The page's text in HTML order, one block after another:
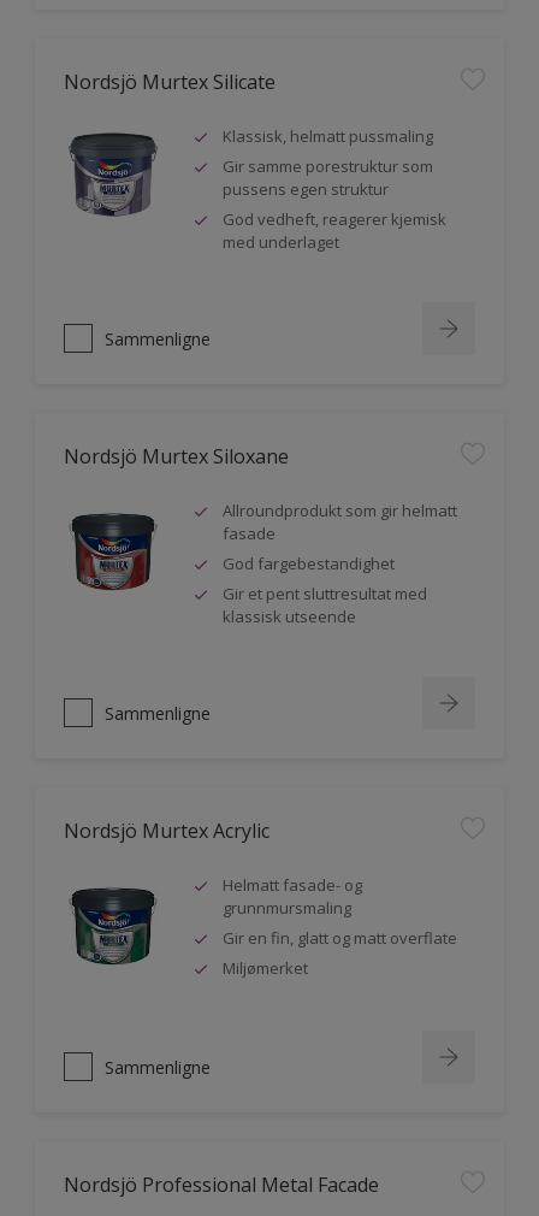
Nordsjö Murtex Silicate
Klassisk, helmatt pussmaling
Gir samme porestruktur som
pussens egen struktur
God vedheft, reagerer kjemisk
med underlaget
Sammenligne
Nordsjö Murtex Siloxane
Allroundprodukt som gir helmatt
fasade
God fargebestandighet
Gir et pent sluttresultat med
klassisk utseende
Sammenligne
Nordsjö Murtex Acrylic
Helmatt fasade- og
grunnmursmaling
Gir en fin, glatt og matt overflate
Miljømerket
Sammenligne
Nordsjö Professional Metal Facade